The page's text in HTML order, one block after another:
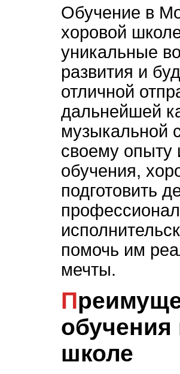
Обучение в
хоровой
уникальные
развития и
отличной
дальнейшей
музыкальной
своему опыту
обучения,
подготовить
помочь им
мечты.
Преимущества
обучения
школе